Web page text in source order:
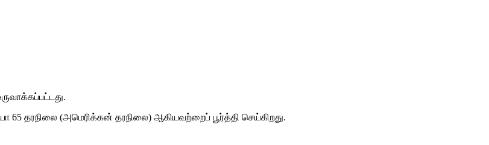
தரநிலை (அமெரிக்கன் தரநிலை) ஆகியவற்றைப் பூர்த்தி செய்கிறது.